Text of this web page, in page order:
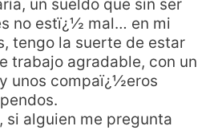
un sueldo que sin ser
no estï¿½ mal… en mi
tengo la suerte de estar
trabajo agradable, con un
unos compaï¿½eros
alguien me pregunta